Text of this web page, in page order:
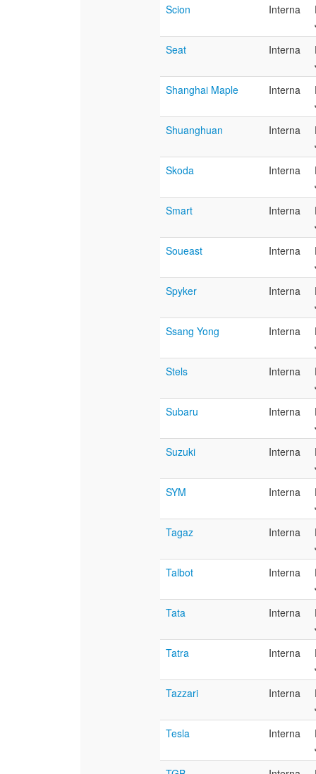
Scion
Interna
Seat
Interna
Shanghai Maple
Interna
Shuanghuan
Interna
Skoda
Interna
Smart
Interna
Soueast
Interna
Spyker
Interna
Ssang Yong
Interna
Stels
Interna
Subaru
Interna
Suzuki
Interna
SYM
Interna
Tagaz
Interna
Talbot
Interna
Tata
Interna
Tatra
Interna
Tazzari
Interna
Tesla
Interna